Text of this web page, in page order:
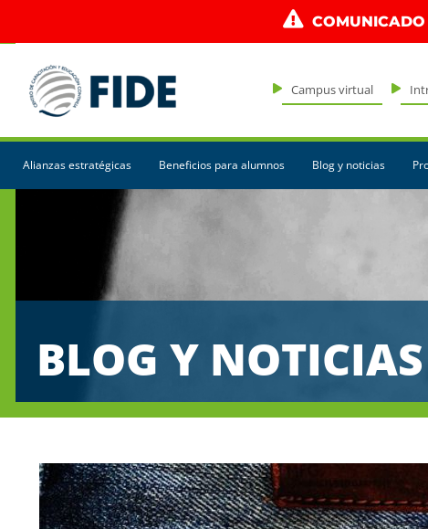
Campus virtual
Alianzas estratégicas Beneficios para alumnos Blog y noticias
BLOG Y NOTICIAS